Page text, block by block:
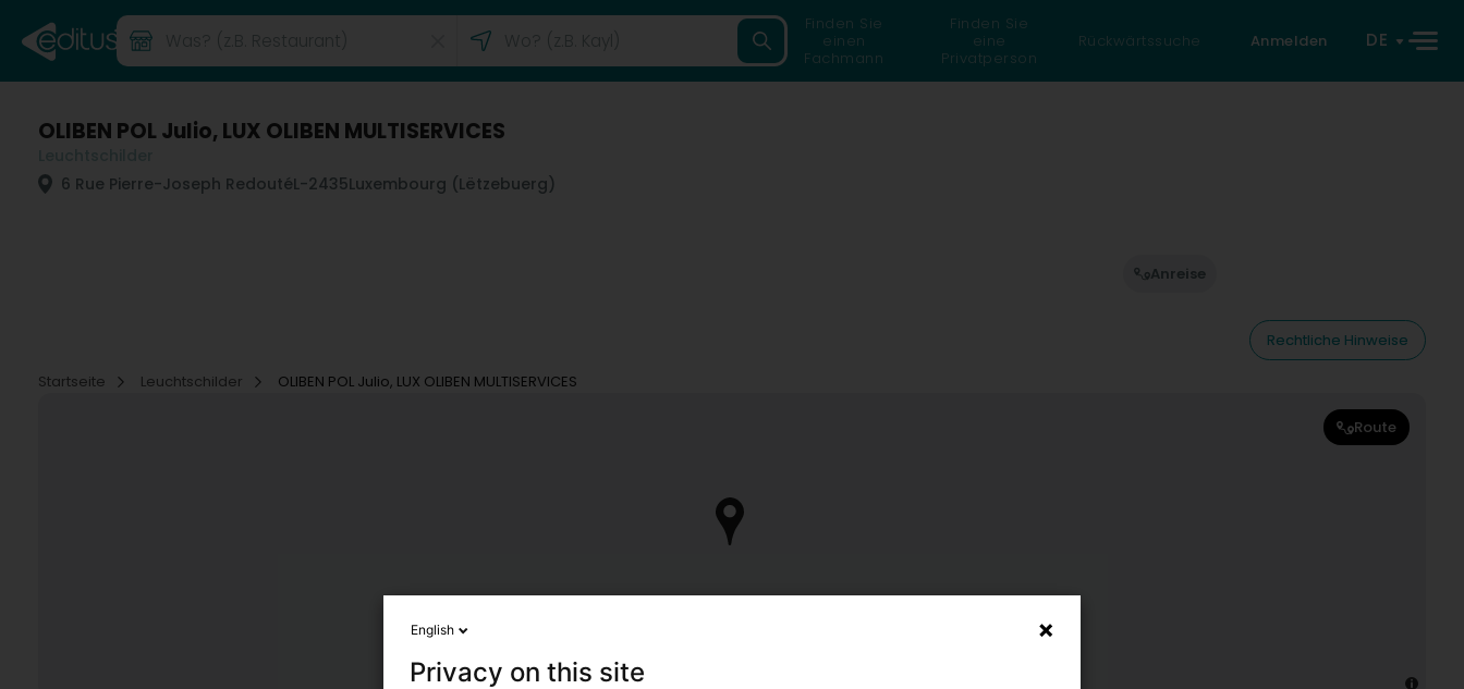
Finden Sie
einen
Fachmann
Finden Sie
eine
Privatperson
Rückwärtssuche Anmelden DE
OLIBEN POL Julio, LUX OLIBEN MULTISERVICES
6 Rue Pierre-Joseph RedoutéL-2435Luxembourg (Lëtzebuerg)
Anreise
Rechtliche Hinweise
Startseite
Leuchtschilder OLIBEN POL Julio, LUX OLIBEN MULTISERVICES
Route
English
Privacy on this site